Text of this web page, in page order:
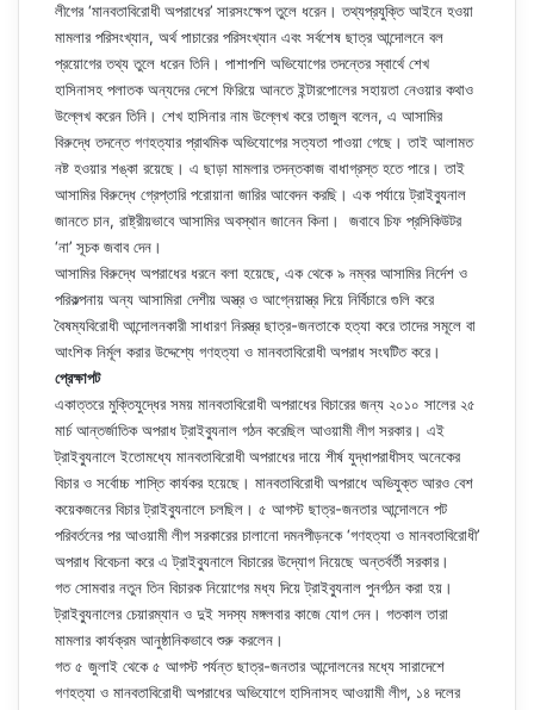
লীগের ‘মানবতাবিরোধী অপরাধের’ সারসংক্ষেপ তুলে ধরেন। তথ্যপ্রযুক্তি আইনে হওয়া
মামলার পরিসংখ্যান, অর্থ পাচারের পরিসংখ্যান এবং সর্বশেষ ছাত্র আন্দোলনে বল
প্রয়োগের তথ্য তুলে ধরেন তিনি। পাশাপশি অভিযোগের তদন্তের স্বার্থে শেখ
হাসিনাসহ পলাতক অন্যদের দেশে ফিরিয়ে আনতে ইন্টারপোলের সহায়তা নেওয়ার কথাও
উল্লেখ করেন তিনি। শেখ হাসিনার নাম উল্লেখ করে তাজুল বলেন, এ আসামির
বিরুদ্ধে তদন্তে গণহত্যার প্রাথমিক অভিযোগের সত্যতা পাওয়া গেছে। তাই আলামত
নষ্ট হওয়ার শঙ্কা রয়েছে। এ ছাড়া মামলার তদন্তকাজ বাধাগ্রস্ত হতে পারে। তাই
আসামির বিরুদ্ধে গ্রেপ্তারি পরোয়ানা জারির আবেদন করছি। এক পর্যায়ে ট্রাইব্যুনাল
জানতে চান, রাষ্ট্রীয়ভাবে আসামির অবস্থান জানেন কিনা। জবাবে চিফ প্রসিকিউটর
‘না’ সূচক জবাব দেন।
আসামির বিরুদ্ধে অপরাধের ধরনে বলা হয়েছে, এক থেকে ৯ নম্বর আসামির নির্দেশ ও
পরিকল্পনায় অন্য আসামিরা দেশীয় অস্ত্র ও আগ্নেয়াস্ত্র দিয়ে নির্বিচারে গুলি করে
বৈষম্যবিরোধী আন্দোলনকারী সাধারণ নিরস্ত্র ছাত্র-জনতাকে হত্যা করে তাদের সমূলে বা
আংশিক নির্মূল করার উদ্দেশ্যে গণহত্যা ও মানবতাবিরোধী অপরাধ সংঘটিত করে।
প্রেক্ষাপট
একাত্তরে মুক্তিযুদ্ধের সময় মানবতাবিরোধী অপরাধের বিচারের জন্য ২০১০ সালের ২৫
মার্চ আন্তর্জাতিক অপরাধ ট্রাইব্যুনাল গঠন করেছিল আওয়ামী লীগ সরকার। এই
ট্রাইব্যুনালে ইতোমধ্যে মানবতাবিরোধী অপরাধের দায়ে শীর্ষ যুদ্ধাপরাধীসহ অনেকের
বিচার ও সর্বোচ্চ শাস্তি কার্যকর হয়েছে। মানবতাবিরোধী অপরাধে অভিযুক্ত আরও বেশ
কয়েকজনের বিচার ট্রাইব্যুনালে চলছিল। ৫ আগস্ট ছাত্র-জনতার আন্দোলনে পট
পরিবর্তনের পর আওয়ামী লীগ সরকারের চালানো দমনপীড়নকে ‘গণহত্যা ও মানবতাবিরোধী’
অপরাধ বিবেচনা করে এ ট্রাইব্যুনালে বিচারের উদ্যোগ নিয়েছে অন্তর্বর্তী সরকার।
গত সোমবার নতুন তিন বিচারক নিয়োগের মধ্য দিয়ে ট্রাইব্যুনাল পুনর্গঠন করা হয়।
ট্রাইব্যুনালের চেয়ারম্যান ও দুই সদস্য মঙ্গলবার কাজে যোগ দেন। গতকাল তারা
মামলার কার্যক্রম আনুষ্ঠানিকভাবে শুরু করলেন।
গত ৫ জুলাই থেকে ৫ আগস্ট পর্যন্ত ছাত্র-জনতার আন্দোলনের মধ্যে সারাদেশে
গণহত্যা ও মানবতাবিরোধী অপরাধের অভিযোগে হাসিনাসহ আওয়ামী লীগ, ১৪ দলের